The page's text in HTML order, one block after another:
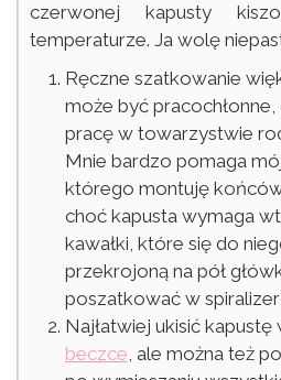
czerwonej kapusty
temperaturze. Ja wolę
Ręczne szatkowanie
może być
pracę w towarzystwie
Mnie bardzo pomaga
którego montuję
choć kapusta wymaga
kawałki, które się do
przekrojoną na pół
poszatkować w
Najłatwiej ukisić kapustę
beczce, ale można też